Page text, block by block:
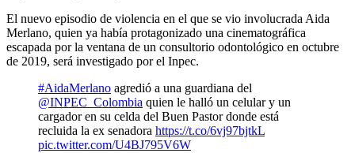
El nuevo episodio de violencia en el que se vio involucrada Aida
Merlano, quien ya había protagonizado una cinematográfica
escapada por la ventana de un consultorio odontológico en octubre
de 2019, será investigado por el Inpec.
#AidaMerlano agredió a una guardiana del
@INPEC_Colombia quien le halló un celular y un
cargador en su celda del Buen Pastor donde está
recluida la ex senadora https://t.co/6vj97bjtkL
pic.twitter.com/U4BJ795V6W